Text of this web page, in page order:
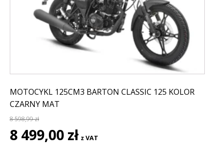
MOTOCYKL 125CM3 BARTON CLASSIC 125 KOLOR
CZARNY MAT
8 598,99zł
Pierwotna
cena
8 499,00 zł cena
z VAT